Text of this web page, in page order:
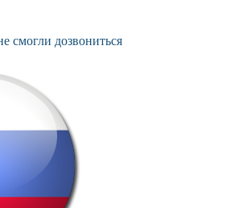
смогли дозвониться